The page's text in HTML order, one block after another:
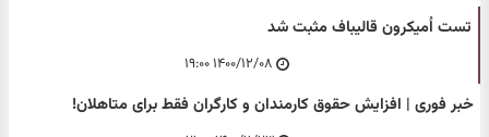
تست اُمیکرون قالیباف مثبت شد
۱۴۰۰/۱۲/۰۸ ۱۹:۰۰
خبر فوری | افزایش حقوق کارمندان و کارگران فقط برای متاهلان!